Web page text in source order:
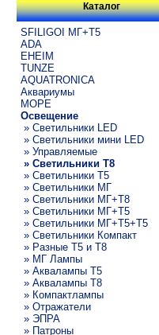
Каталог
SFILIGOI МГ+Т5
ADA
EHEIM
TUNZE
AQUATRONICA
Аквариумы
МОРЕ
Освещение
» Светильники LED
» Светильники мини LED
» Управляемые
» Светильники T8
» Светильники T5
» Светильники МГ
» Светильники МГ+T8
» Светильники МГ+T5
» Светильники МГ+T5+T5
» Светильники Компакт
» Разные T5 и T8
» МГ Лампы
» Аквалампы T5
» Аквалампы T8
» Компактлампы
» Отражатели
» ЭПРА
» Патроны